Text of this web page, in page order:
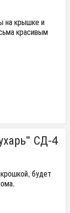
на крышке и
красивым
СД-4
будет